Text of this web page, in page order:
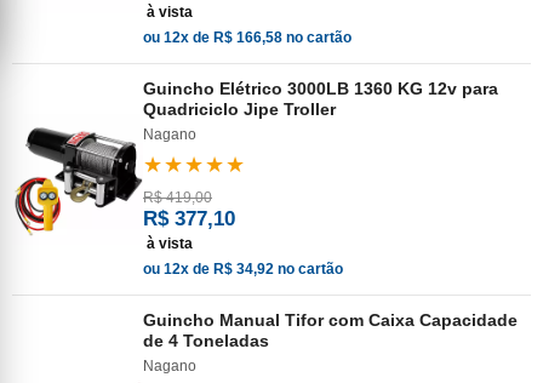
à vista
ou 12x de R$ 166,58 no cartão
Guincho Elétrico 3000LB 1360 KG 12v para
Quadriciclo Jipe Troller
Nagano
★★★★★
R$ 419,00
R$ 377,10
à vista
ou 12x de R$ 34,92 no cartão
Guincho Manual Tifor com Caixa Capacidade
de 4 Toneladas
Nagano